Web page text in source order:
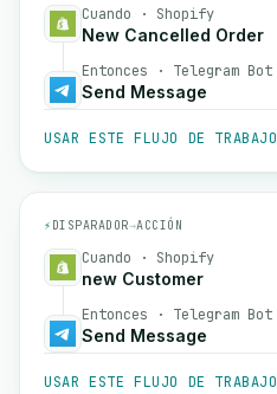
Cuando · Shopify
New Cancelled Order
Entonces · Telegram Bot
Send Message
USAR ESTE FLUJO DE TRABAJO
⚡ DISPARADOR→ACCIÓN
Cuando · Shopify
new Customer
Entonces · Telegram Bot
Send Message
USAR ESTE FLUJO DE TRABAJO